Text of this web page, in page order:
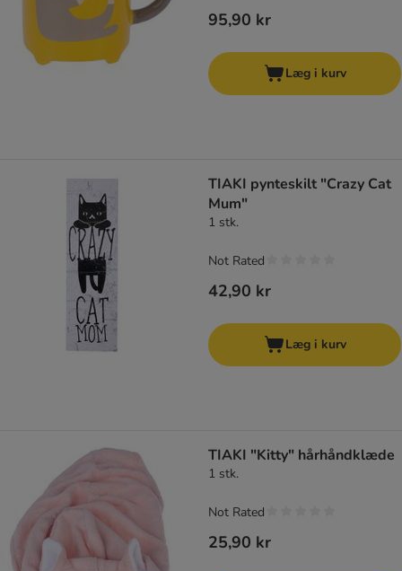
95,90 kr
Læg i kurv
TIAKI pynteskilt "Crazy Cat
Mum"
1 stk.
42,90 kr
Not Rated
Læg i kurv
TIAKI "Kitty" hårhåndklæde
1 stk.
25,90 kr
Not Rated